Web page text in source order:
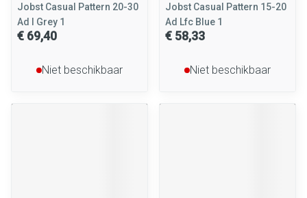
Jobst Casual Pattern 20-30
Ad l Grey 1
€ 69,40
Niet beschikbaar
Jobst Casual Pattern 15-20
Ad Lfc Blue 1
€ 58,33
Niet beschikbaar